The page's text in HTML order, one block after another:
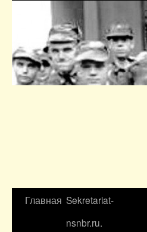
Главная Sekretariat-
nsnbr.ru.